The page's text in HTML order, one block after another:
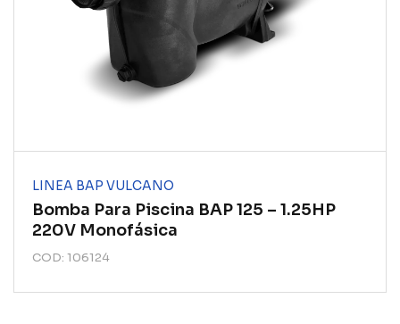
LINEA BAP VULCANO
Bomba Para Piscina BAP 125 – 1.25HP
220V Monofásica
COD: 106124